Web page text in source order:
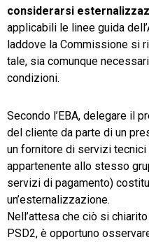
considerarsi
applicabili le linee guida
laddove la Commissione si
tale, sia comunque
condizioni.
Secondo l’EBA, delegare il
del cliente da parte di un
un fornitore di servizi tecnici
appartenente allo stesso
servizi di pagamento)
un’esternalizzazione.
Nell’attesa che ciò si
PSD2, è opportuno